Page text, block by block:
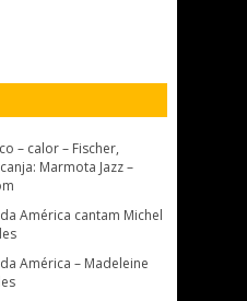
– calor – Fischer,
Marmota Jazz –
América cantam Michel
América – Madeleine